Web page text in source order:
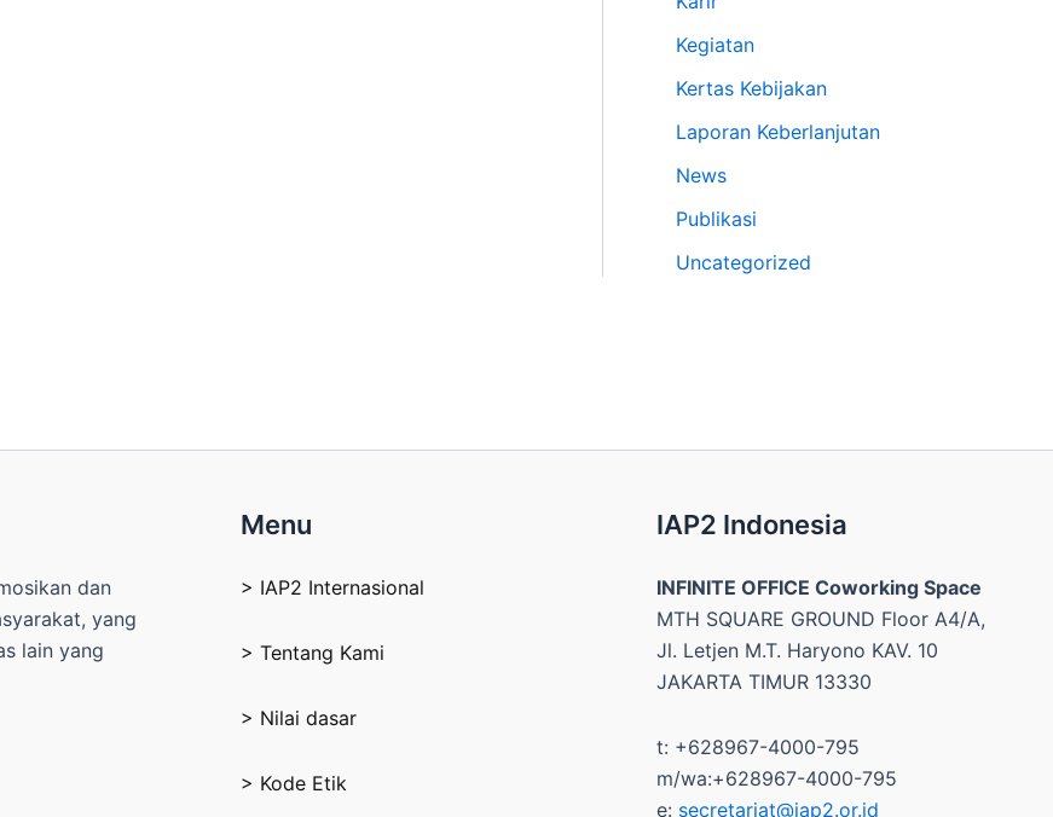
Kegiatan
Kertas Kebijakan
Laporan Keberlanjutan
News
Publikasi
Uncategorized
dan
yang
lain yang
Menu
> IAP2 Internasional
> Tentang Kami
> Nilai dasar
> Kode Etik
IAP2 Indonesia
INFINITE OFFICE Coworking Space
MTH SQUARE GROUND Floor A4/A,
Jl. Letjen M.T. Haryono KAV. 10
JAKARTA TIMUR 13330
t: +628967-4000-795
m/wa:+628967-4000-795
e: secretariat@iap2.or.id